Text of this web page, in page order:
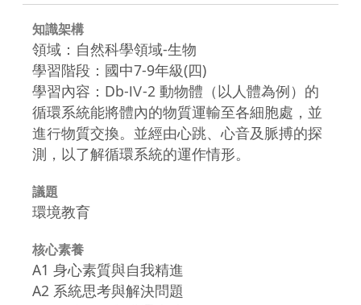
知識架構
領域：自然科學領域-生物
學習階段：國中7-9年級(四)
學習內容：Db-Ⅳ-2 動物體（以人體為例）的
循環系統能將體內的物質運輸至各細胞處，並
進行物質交換。並經由心跳、心音及脈搏的探
測，以了解循環系統的運作情形。
議題
環境教育
核心素養
A1 身心素質與自我精進
A2 系統思考與解決問題